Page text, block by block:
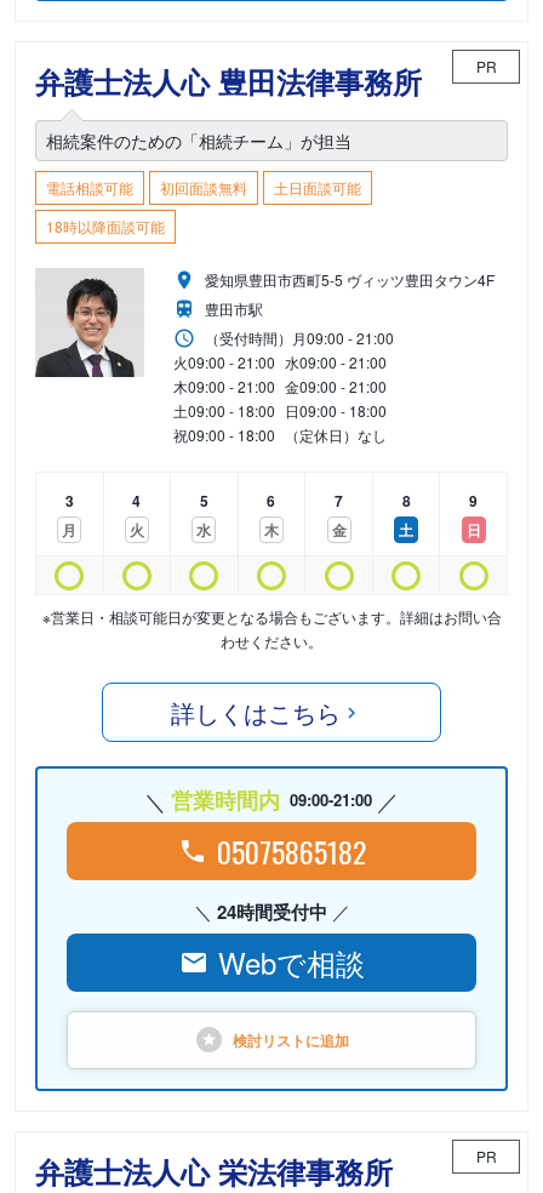
弁護士法人心 豊田法律事務所 PR
相続案件のための「相続チーム」が担当
電話相談可能 初回面談無料
土日面談可能
18時以降面談可能
愛知県豊田市西町5-5 ヴィッツ豊田タウン4F
豊田市駅
（受付時間） 月09:00 - 21:00
火09:00 - 21:00 水09:00 - 21:00
木09:00 - 21:00 金09:00 - 21:00
土09:00 - 18:00 日09:00 - 18:00
祝09:00 - 18:00 （定休日）なし
3
月
4
火
5
水
6
木
7
金
8
土
9
日
※営業日・相談可能日が変更となる場合もございます。詳細はお問い合
わせください。
詳しくはこちら
営業時間内 09:00-21:00
05075865182
24時間受付中
Webで相談
検討リストに追加
弁護士法人心 栄法律事務所 PR